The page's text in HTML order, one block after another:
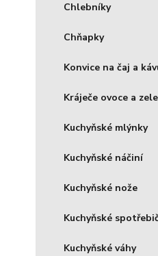
Chlebníky
Chňapky
Konvice na čaj a
Kráječe ovoce a
Kuchyňské mlýnky
Kuchyňské náčiní
Kuchyňské nože
Kuchyňské
Kuchyňské váhy